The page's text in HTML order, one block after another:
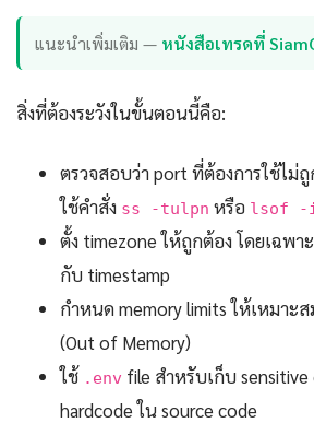
แนะนำเพิ่มเติม — หนังสือเทรดที่
สิ่งที่ต้องระวังในขั้นตอนนี้คือ:
ตรวจสอบว่า port ที่ต้องการใช้ไม่
ใช้คำสั่ง ss -tulpn หรือ lsof -i
ตั้ง timezone ให้ถูกต้อง โดยเฉพา
กับ timestamp
กำหนด memory limits ให้เหมาะ
(Out of Memory)
ใช้ .env file สำหรับเก็บ
hardcode ใน source code